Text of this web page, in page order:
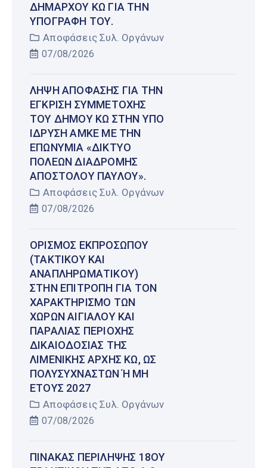
ΔΗΜΆΡΧΟΥ ΚΩ ΓΙΑ ΤΗΝ
ΥΠΟΓΡΑΦΉ ΤΟΥ.
Αποφάσεις Συλ. Οργάνων
07/08/2026
ΛΉΨΗ ΑΠΌΦΑΣΗΣ ΓΙΑ ΤΗΝ
ΈΓΚΡΙΣΗ ΣΥΜΜΕΤΟΧΉΣ
ΤΟΥ ΔΉΜΟΥ ΚΩ ΣΤΗΝ ΥΠΌ
ΊΔΡΥΣΗ ΑΜΚΕ ΜΕ ΤΗΝ
ΕΠΩΝΥΜΊΑ «ΔΊΚΤΥΟ
ΠΌΛΕΩΝ ΔΙΑΔΡΟΜΉΣ
ΑΠΟΣΤΌΛΟΥ ΠΑΎΛΟΥ».
Αποφάσεις Συλ. Οργάνων
07/08/2026
ΟΡΙΣΜΌΣ ΕΚΠΡΟΣΏΠΟΥ
(ΤΑΚΤΙΚΟΎ ΚΑΙ
ΑΝΑΠΛΗΡΩΜΑΤΙΚΟΎ)
ΣΤΗΝ ΕΠΙΤΡΟΠΉ ΓΙΑ ΤΟΝ
ΧΑΡΑΚΤΗΡΙΣΜΌ ΤΩΝ
ΧΏΡΩΝ ΑΙΓΙΑΛΟΎ ΚΑΙ
ΠΑΡΑΛΊΑΣ ΠΕΡΙΟΧΉΣ
ΔΙΚΑΙΟΔΟΣΊΑΣ ΤΗΣ
ΛΙΜΕΝΙΚΉΣ ΑΡΧΉΣ ΚΩ, ΩΣ
ΠΟΛΥΣΎΧΝΑΣΤΩΝ Ή ΜΗ Έ
ΤΟΥΣ 2027
Αποφάσεις Συλ. Οργάνων
07/08/2026
ΠΊΝΑΚΑΣ ΠΕΡΊΛΗΨΗΣ 18ΟΥ